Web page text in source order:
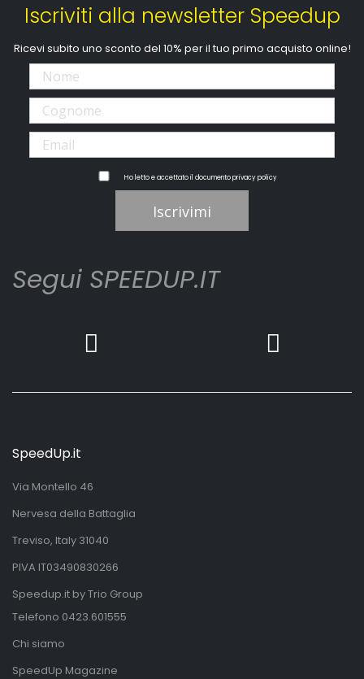
Iscriviti alla newsletter Speedup
Ricevi subito uno sconto del 10% per il tuo primo acquisto online!
Ho letto e accettato il documentoprivacy policy
Iscrivimi
Segui SPEEDUP.IT
SpeedUp.it
Via Montello 46
Nervesa della Battaglia
Treviso, Italy 31040
PIVA IT03490830266
Speedup.it by Trio Group
Telefono 0423.601555
Chi siamo
SpeedUp Magazine